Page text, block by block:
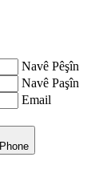
Navê Pêşîn
Navê Paşîn
Email
Phone